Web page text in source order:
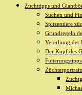
Zuchttipps und
Suchen und
Spitzentiere
Grundregeln
Vererbung der
Der Kopf des